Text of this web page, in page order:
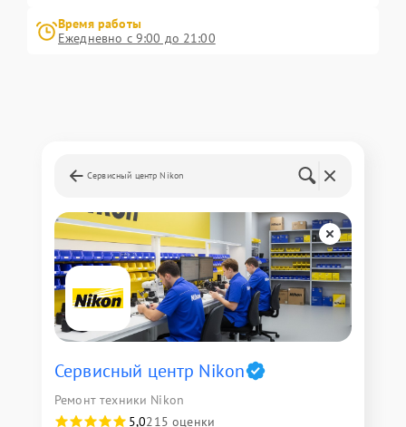
Время работы
Ежедневно с 9:00 до 21:00
Сервисный центр Nikon
Сервисный центр Nikon
Ремонт техники Nikon
5,0215 оценки